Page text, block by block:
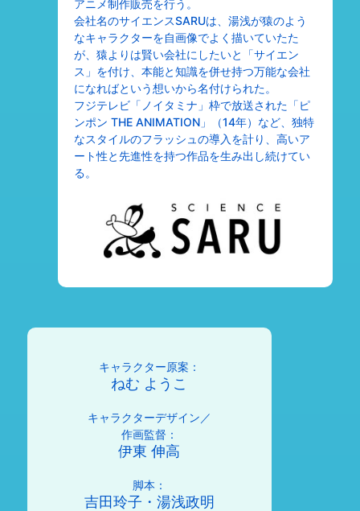
アニメ制作販売を行う。
会社名のサイエンスSARUは、湯浅が猿のよう
なキャラクターを自画像でよく描いていたた
が、猿よりは賢い会社にしたいと「サイエン
ス」を付け、本能と知識を併せ持つ万能な会社
になればという想いから名付けられた。
フジテレビ「ノイタミナ」枠で放送された「ピ
ンポン THE ANIMATION」（14年）など、独特
なスタイルのフラッシュの導入を計り、高いア
ート性と先進性を持つ作品を生み出し続けてい
る。
キャラクター原案：
ねむ ようこ
キャラクターデザイン／
作画監督：
伊東 伸高
脚本：
吉田玲子・湯浅政明